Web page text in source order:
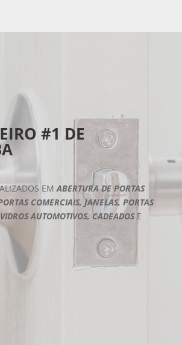
#1 DE
EM ABERTURA DE PORTAS
COMERCIAIS, JANELAS, PORTAS
AUTOMOTIVOS, CADEADOS E